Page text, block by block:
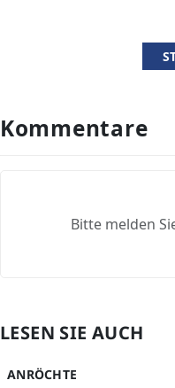
Kommentare
Bitte melden
LESEN SIE AUCH
ANRÖCHTE